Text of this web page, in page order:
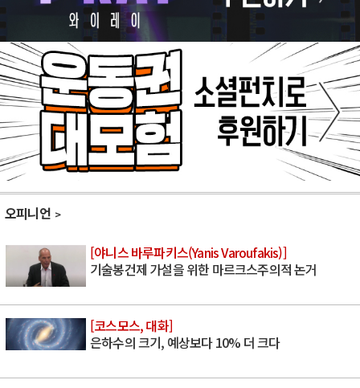
오피니언
[야니스 바루파키스(Yanis Varoufakis)]
기술봉건제 가설을 위한 마르크스주의적 논거
[코스모스, 대화]
은하수의 크기, 예상보다 10% 더 크다